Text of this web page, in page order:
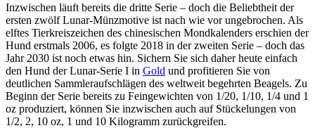
Inzwischen läuft bereits die dritte Serie – doch die Beliebtheit der
ersten zwölf Lunar-Münzmotive ist nach wie vor ungebrochen. Als
elftes Tierkreiszeichen des chinesischen Mondkalenders erschien der
Hund erstmals 2006, es folgte 2018 in der zweiten Serie – doch das
Jahr 2030 ist noch etwas hin. Sichern Sie sich daher heute einfach
den Hund der Lunar-Serie I in Gold und profitieren Sie von
deutlichen Sammleraufschlägen des weltweit begehrten Beagels. Zu
Beginn der Serie bereits zu Feingewichten von 1/20, 1/10, 1/4 und 1
oz produziert, können Sie inzwischen auch auf Stückelungen von
1/2, 2, 10 oz, 1 und 10 Kilogramm zurückgreifen.